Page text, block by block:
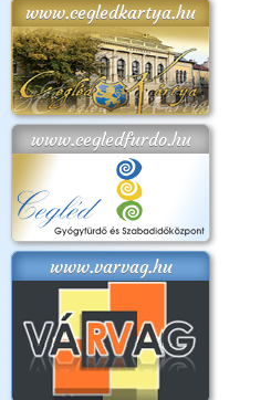
www.cegledkartya.hu
www.cegledfurdo.hu
www.varvag.hu